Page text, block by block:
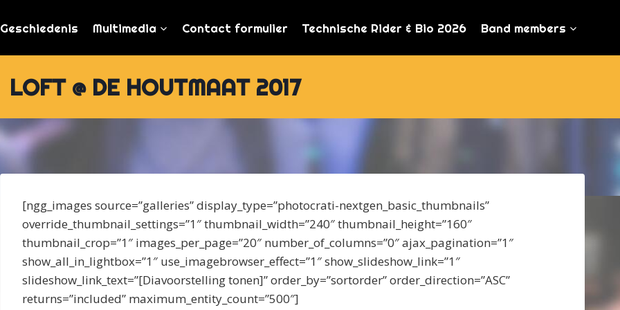
Geschiedenis Multimedia Contact formulier Technische Rider & Bio 2026 Band members
LOFT @ DE HOUTMAAT 2017
[ngg_images source=”galleries” display_type=”photocrati-nextgen_basic_thumbnails”
override_thumbnail_settings=”1″ thumbnail_width=”240″ thumbnail_height=”160″
thumbnail_crop=”1″ images_per_page=”20″ number_of_columns=”0″ ajax_pagination=”1″
show_all_in_lightbox=”1″ use_imagebrowser_effect=”1″ show_slideshow_link=”1″
slideshow_link_text=”[Diavoorstelling tonen]” order_by=”sortorder” order_direction=”ASC”
returns=”included” maximum_entity_count=”500″]